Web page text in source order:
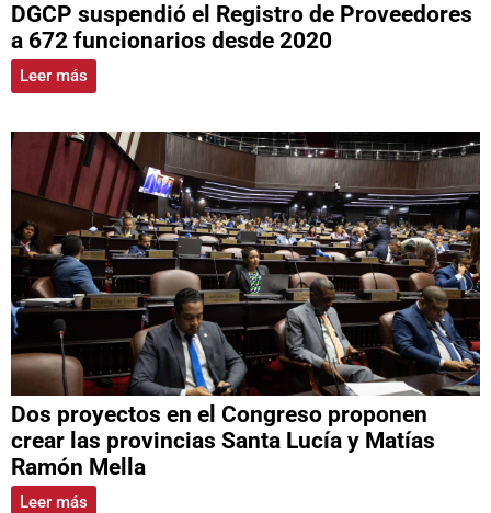
DGCP suspendió el Registro de Proveedores
a 672 funcionarios desde 2020
Leer más
Dos proyectos en el Congreso proponen
crear las provincias Santa Lucía y Matías
Ramón Mella
Leer más